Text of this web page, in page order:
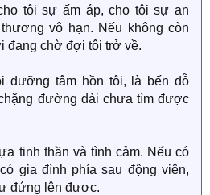
tôi sự ấm áp, cho tôi sự an
vô hạn. Nếu không còn
đang chờ đợi tôi trở về.
dưỡng tâm hồn tôi, là bến đỗ
đường dài chưa tìm được
tinh thần và tình cảm. Nếu có
gia đình phía sau động viên,
đứng lên được.